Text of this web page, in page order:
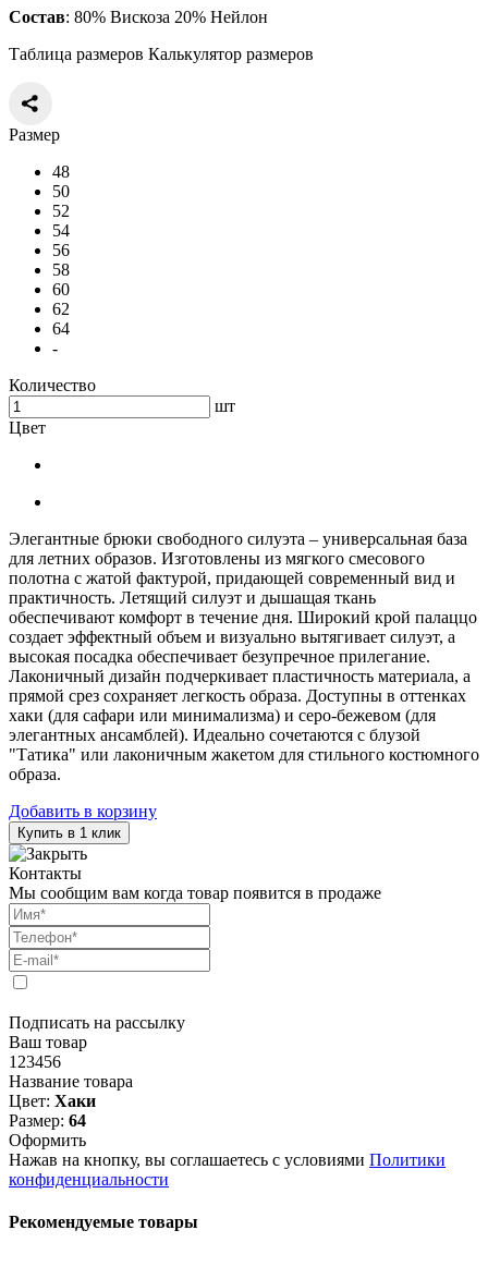
Состав: 80% Вискоза 20% Нейлон
Таблица размеров Калькулятор размеров
Размер
48
50
52
54
56
58
60
62
64
-
Количество
шт
Цвет
Элегантные брюки свободного силуэта – универсальная база
для летних образов. Изготовлены из мягкого смесового
полотна с жатой фактурой, придающей современный вид и
практичность. Летящий силуэт и дышащая ткань
обеспечивают комфорт в течение дня. Широкий крой палаццо
создает эффектный объем и визуально вытягивает силуэт, а
высокая посадка обеспечивает безупречное прилегание.
Лаконичный дизайн подчеркивает пластичность материала, а
прямой срез сохраняет легкость образа. Доступны в оттенках
хаки (для сафари или минимализма) и серо-бежевом (для
элегантных ансамблей). Идеально сочетаются с блузой
"Татика" или лаконичным жакетом для стильного костюмного
образа.
Добавить в корзину
Купить в 1 клик
Контакты
Мы сообщим вам когда товар появится в продаже
Подписать на рассылку
Ваш товар
123456
Название товара
Цвет: Хаки
Размер: 64
Оформить
Нажав на кнопку, вы соглашаетесь с условиями Политики
конфиденциальности
Рекомендуемые товары